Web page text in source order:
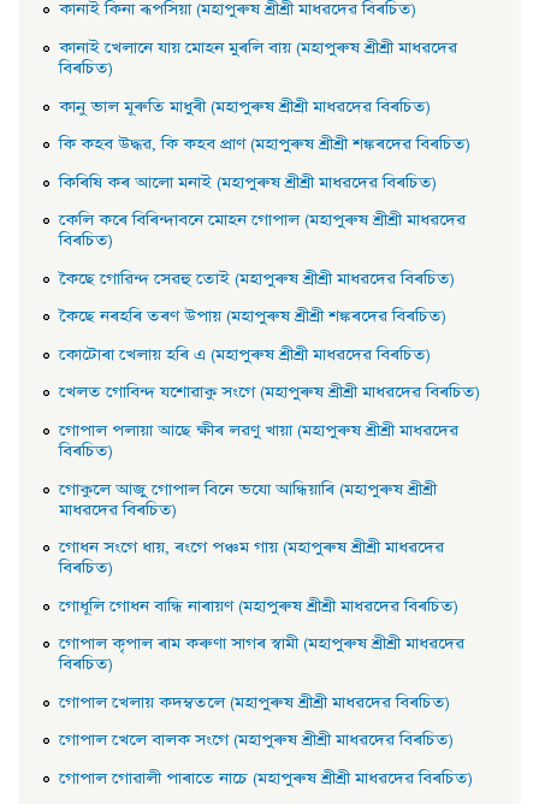
কানাই কিনা ৰূপসিয়া (মহাপুৰুষ শ্ৰীশ্ৰী মাধৱদেৱ বিৰচিত)
কানাই খেলানে যায় মােহন মুৰলি বায় (মহাপুৰুষ শ্ৰীশ্ৰী মাধৱদেৱ
বিৰচিত)
কানু ভাল মূৰুতি মাধুৰী (মহাপুৰুষ শ্ৰীশ্ৰী মাধৱদেৱ বিৰচিত)
কি কহব উদ্ধৱ, কি কহব প্রাণ (মহাপুৰুষ শ্ৰীশ্ৰী শঙ্কৰদেৱ বিৰচিত)
কিৰিষি কৰ আলাে মনাই (মহাপুৰুষ শ্ৰীশ্ৰী মাধৱদেৱ বিৰচিত)
কেলি কৰে বিৰিন্দাবনে মােহন গােপাল (মহাপুৰুষ শ্ৰীশ্ৰী মাধৱদেৱ
বিৰচিত)
কৈছে গােৱিন্দ সেৱহু তােই (মহাপুৰুষ শ্ৰীশ্ৰী মাধৱদেৱ বিৰচিত)
কৈছে নৰহৰি তৰণ উপায় (মহাপুৰুষ শ্ৰীশ্ৰী শঙ্কৰদেৱ বিৰচিত)
কোটোৰা খেলায় হৰি এ (মহাপুৰুষ শ্ৰীশ্ৰী মাধৱদেৱ বিৰচিত)
খেলত গোবিন্দ যশোৱাকু সংগে (মহাপুৰুষ শ্ৰীশ্ৰী মাধৱদেৱ বিৰচিত)
গােপাল পলায়া আছে ক্ষীৰ লৱণু খায়া (মহাপুৰুষ শ্ৰীশ্ৰী মাধৱদেৱ
বিৰচিত)
গােকুলে আজু গােপাল বিনে ভযাে আন্ধিয়াৰি (মহাপুৰুষ শ্ৰীশ্ৰী
মাধৱদেৱ বিৰচিত)
গােধন সংগে ধায়, ৰংগে পঞ্চম গায় (মহাপুৰুষ শ্ৰীশ্ৰী মাধৱদেৱ
বিৰচিত)
গােধূলি গােধন বান্ধি নাৰায়ণ (মহাপুৰুষ শ্ৰীশ্ৰী মাধৱদেৱ বিৰচিত)
গােপাল কৃপাল ৰাম কৰুণা সাগৰ স্বামী (মহাপুৰুষ শ্ৰীশ্ৰী মাধৱদেৱ
বিৰচিত)
গােপাল খেলায় কদম্বতলে (মহাপুৰুষ শ্ৰীশ্ৰী মাধৱদেৱ বিৰচিত)
গােপাল খেলে বালক সংগে (মহাপুৰুষ শ্ৰীশ্ৰী মাধৱদেৱ বিৰচিত)
গােপাল গােৱালী পাৰাতে নাচে (মহাপুৰুষ শ্ৰীশ্ৰী মাধৱদেৱ বিৰচিত)